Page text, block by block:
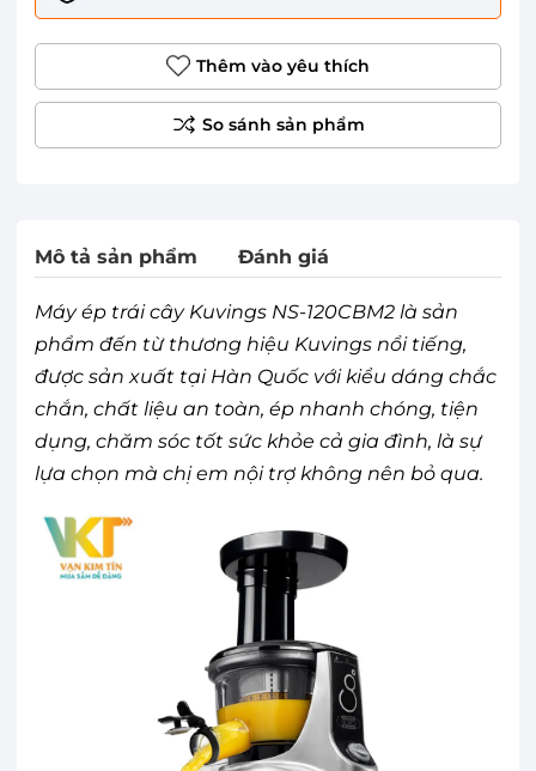
Thêm vào yêu thích
Mô tả sản phẩm Đánh giá
Máy ép trái cây Kuvings NS-120CBM2 là sản
phẩm đến từ thương hiệu Kuvings nổi tiếng,
được sản xuất tại Hàn Quốc với kiểu dáng chắc
chắn, chất liệu an toàn, ép nhanh chóng, tiện
dụng, chăm sóc tốt sức khỏe cả gia đình, là sự
lựa chọn mà chị em nội trợ không nên bỏ qua.